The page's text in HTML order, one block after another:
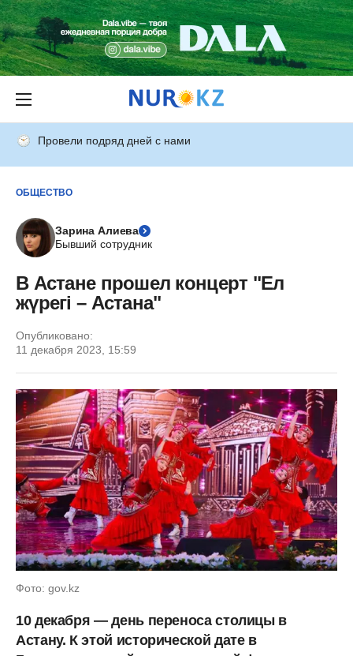
Провели подряд дней с нами
ОБЩЕСТВО
Зарина Алиева
Бывший сотрудник
В Астане прошел концерт "Ел
жүрегі – Астана"
Опубликовано:
11 декабря 2023, 15:59
Фото: gov.kz
10 декабря — день переноса столицы в
Астану. К этой исторической дате в